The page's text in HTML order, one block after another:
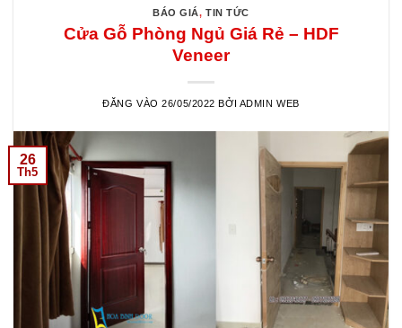
BÁO GIÁ,TIN TỨC
Cửa Gỗ Phòng Ngủ Giá Rẻ – HDF
Veneer
ĐĂNG VÀO26/05/2022 BỞI ADMIN WEB
26
Th5